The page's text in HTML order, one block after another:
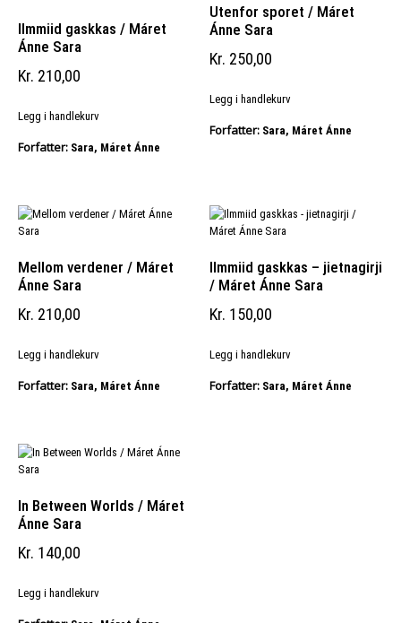
Ilmmiid gaskkas / Máret
Ánne Sara
Kr 210,00
Legg i handlekurv
Forfatter: Sara, Máret Ánne
Utenfor sporet / Máret
Ánne Sara
Kr 250,00
Legg i handlekurv
Forfatter: Sara, Máret Ánne
Mellom verdener / Máret
Ánne Sara
Kr 210,00
Legg i handlekurv
Forfatter: Sara, Máret Ánne
Ilmmiid gaskkas – jietnagirji
/ Máret Ánne Sara
Kr 150,00
Legg i handlekurv
Forfatter: Sara, Máret Ánne
In Between Worlds / Máret
Ánne Sara
Kr 140,00
Legg i handlekurv